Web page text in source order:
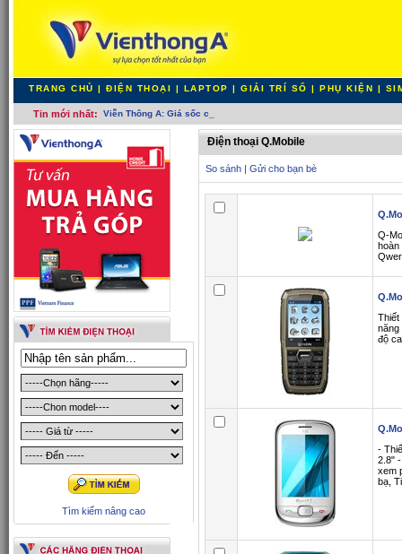
TRANG CHỦ | ĐIỆN THOẠI | LAPTOP | GIẢI TRÍ SỐ | PHỤ KIỆN |
Tin mới nhất: Viễn Thông A: Giá sốc cuối tuầ-
Tìm kiếm nâng cao
Điện thoại Q.Mobile
So sánh | Gửi cho bạn bè
Q-
hoàn
Thiết
năng
độ
-
2.8"
xem
bạ,